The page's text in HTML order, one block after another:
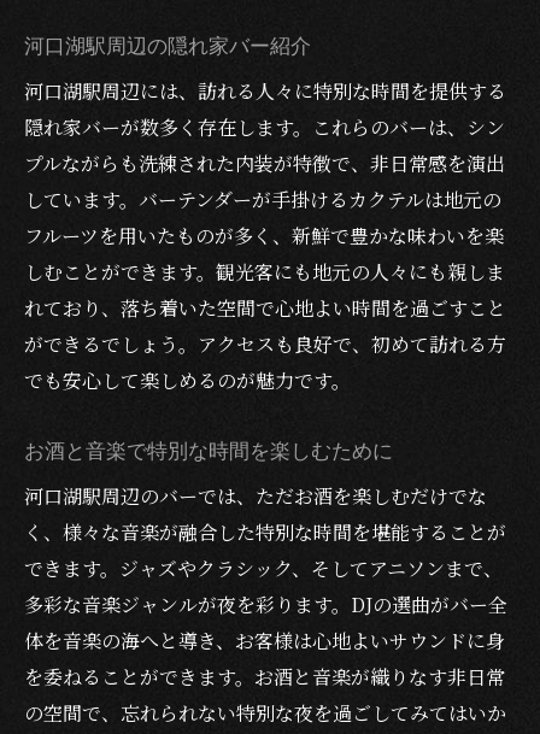
河口湖駅周辺の隠れ家バー紹介
河口湖駅周辺には、訪れる人々に特別な時間を提供する
隠れ家バーが数多く存在します。これらのバーは、シン
プルながらも洗練された内装が特徴で、非日常感を演出
しています。バーテンダーが手掛けるカクテルは地元の
フルーツを用いたものが多く、新鮮で豊かな味わいを楽
しむことができます。観光客にも地元の人々にも親しま
れており、落ち着いた空間で心地よい時間を過ごすこと
ができるでしょう。アクセスも良好で、初めて訪れる方
でも安心して楽しめるのが魅力です。
お酒と音楽で特別な時間を楽しむために
河口湖駅周辺のバーでは、ただお酒を楽しむだけでな
く、様々な音楽が融合した特別な時間を堪能することが
できます。ジャズやクラシック、そしてアニソンまで、
多彩な音楽ジャンルが夜を彩ります。DJの選曲がバー全
体を音楽の海へと導き、お客様は心地よいサウンドに身
を委ねることができます。お酒と音楽が織りなす非日常
の空間で、忘れられない特別な夜を過ごしてみてはいか